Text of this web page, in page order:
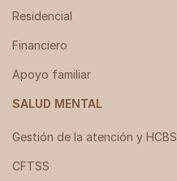
Residencial
Financiero
Apoyo familiar
SALUD MENTAL
Gestión de la atención y HCBS
CFTSS